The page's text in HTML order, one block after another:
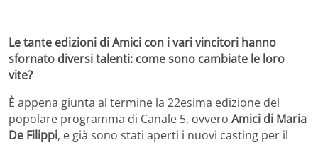
Le tante edizioni di Amici con i vari vincitori hanno
sfornato diversi talenti: come sono cambiate le loro
vite?
È appena giunta al termine la 22esima edizione del
popolare programma di Canale 5, ovvero Amici di Maria
De Filippi, e già sono stati aperti i nuovi casting per il